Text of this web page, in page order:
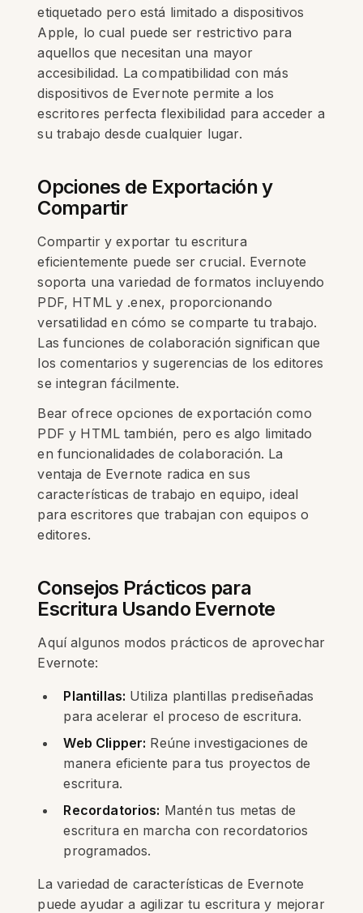
etiquetado pero está limitado a dispositivos
Apple, lo cual puede ser restrictivo para
aquellos que necesitan una mayor
accesibilidad. La compatibilidad con más
dispositivos de Evernote permite a los
escritores perfecta flexibilidad para acceder a
su trabajo desde cualquier lugar.
Opciones de Exportación y
Compartir
Compartir y exportar tu escritura
eficientemente puede ser crucial. Evernote
soporta una variedad de formatos incluyendo
PDF, HTML y .enex, proporcionando
versatilidad en cómo se comparte tu trabajo.
Las funciones de colaboración significan que
los comentarios y sugerencias de los editores
se integran fácilmente.
Bear ofrece opciones de exportación como
PDF y HTML también, pero es algo limitado
en funcionalidades de colaboración. La
ventaja de Evernote radica en sus
características de trabajo en equipo, ideal
para escritores que trabajan con equipos o
editores.
Consejos Prácticos para
Escritura Usando Evernote
Aquí algunos modos prácticos de aprovechar
Evernote:
Plantillas: Utiliza plantillas prediseñadas
para acelerar el proceso de escritura.
Web Clipper: Reúne investigaciones de
manera eficiente para tus proyectos de
escritura.
Recordatorios: Mantén tus metas de
escritura en marcha con recordatorios
programados.
La variedad de características de Evernote
puede ayudar a agilizar tu escritura y mejorar